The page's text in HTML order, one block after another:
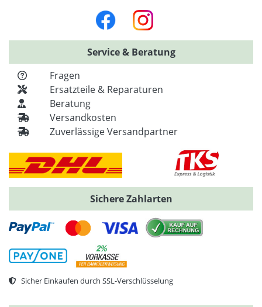
Service & Beratung
Fragen
Ersatzteile & Reparaturen
Beratung
Versandkosten
Zuverlässige Versandpartner
Sichere Zahlarten
Sicher Einkaufen durch SSL-Verschlüsselung